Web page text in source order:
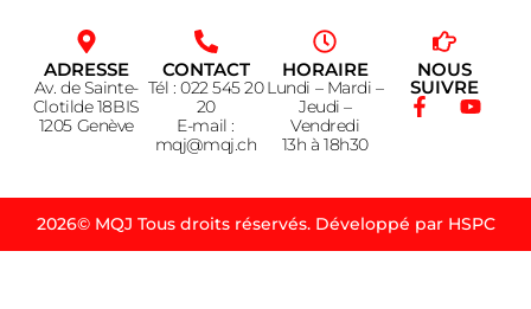
ADRESSE
Av. de Sainte-
Clotilde 18BIS
1205 Genève
CONTACT
Tél : 022 545 20
20
E-mail :
mqj@mqj.ch
HORAIRE
Lundi – Mardi –
Jeudi –
Vendredi
13h à 18h30
NOUS
SUIVRE
2026© MQJ Tous droits réservés. Développé par HSPC